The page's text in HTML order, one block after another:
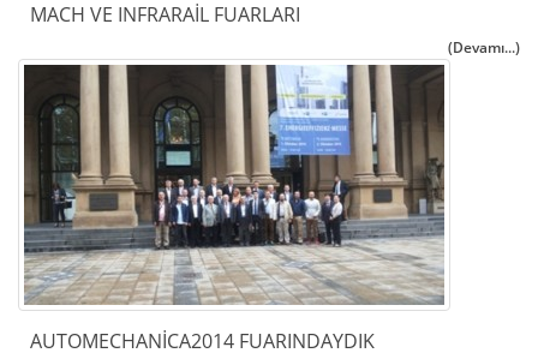
MACH VE INFRARAİL FUARLARI
(Devamı...)
AUTOMECHANİCA2014 FUARINDAYDIK